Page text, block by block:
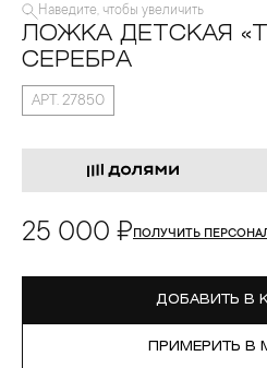
Наведите, чтобы увеличить
ЛОЖКА ДЕТСКАЯ
СЕРЕБРА
АРТ. 27850
25 000 ₽ ПОЛУЧИТЬ
ДОБАВИТЬ В
ПРИМЕРИТЬ В